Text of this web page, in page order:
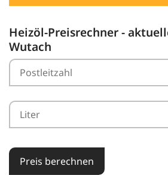
Heizöl-Preisrechner -
Wutach
Preis berechnen